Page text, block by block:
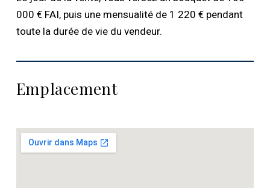
000 € FAI, puis une mensualité de 1 220 € pendant
toute la durée de vie du vendeur.
Emplacement